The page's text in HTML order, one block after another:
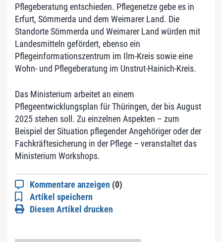
Pflegeberatung entschieden. Pflegenetze gebe es in
Erfurt, Sömmerda und dem Weimarer Land. Die
Standorte Sömmerda und Weimarer Land würden mit
Landesmitteln gefördert, ebenso ein
Pflegeinformationszentrum im Ilm-Kreis sowie eine
Wohn- und Pflegeberatung im Unstrut-Hainich-Kreis.
Das Ministerium arbeitet an einem
Pflegeentwicklungsplan für Thüringen, der bis August
2025 stehen soll. Zu einzelnen Aspekten – zum
Beispiel der Situation pflegender Angehöriger oder der
Fachkräftesicherung in der Pflege – veranstaltet das
Ministerium Workshops.
Kommentare anzeigen (0)
Artikel speichern
Diesen Artikel drucken